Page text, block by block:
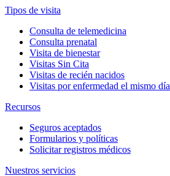
Tipos de visita
Consulta de telemedicina
Consulta prenatal
Visita de bienestar
Visitas Sin Cita
Visitas de recién nacidos
Visitas por enfermedad el mismo día
Recursos
Seguros aceptados
Formularios y políticas
Solicitar registros médicos
Nuestros servicios